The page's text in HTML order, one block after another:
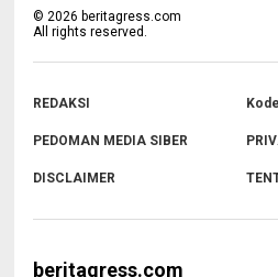
©2026 beritagress.com
All rights reserved.
REDAKSI
PEDOMAN MEDIA SIBER
DISCLAIMER
beritagress.com